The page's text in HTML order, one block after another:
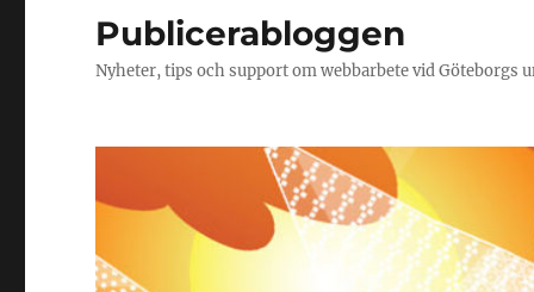
Publicerabloggen
Nyheter, tips och support om webbarbete vid Göteborgs